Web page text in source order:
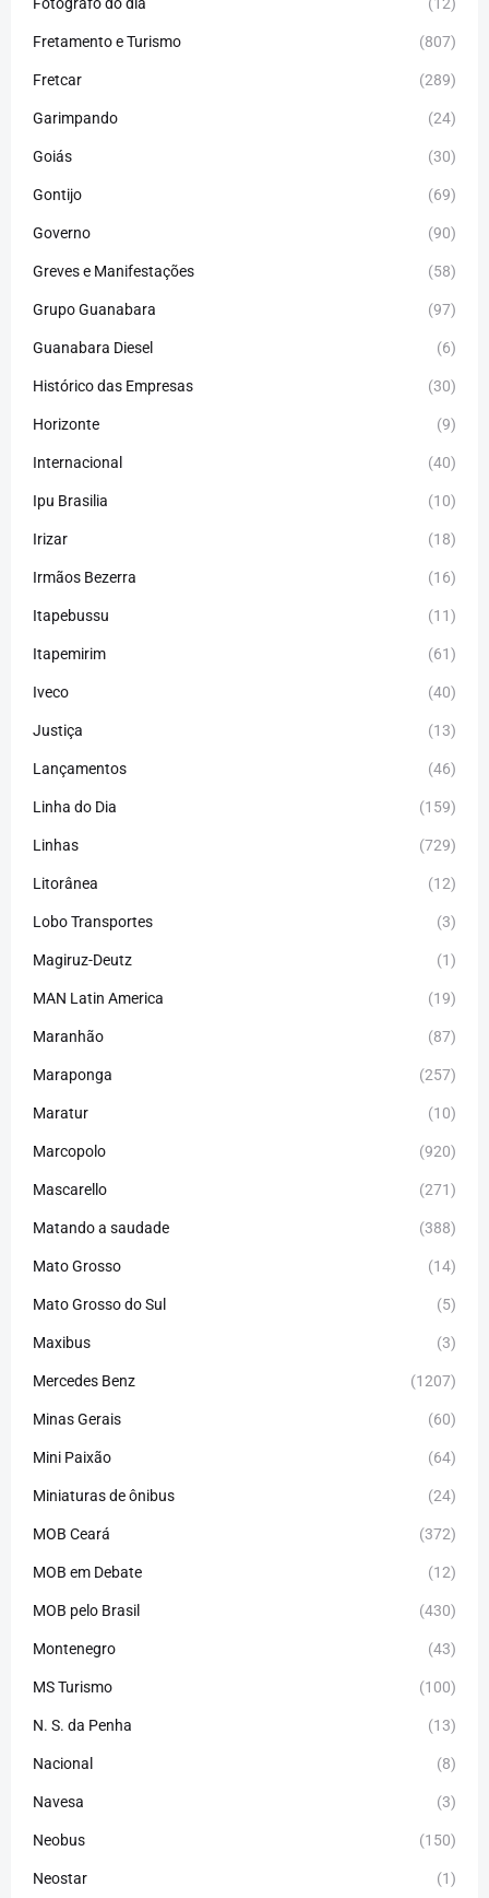
Fretamento e Turismo (807)
Fretcar (289)
Garimpando (24)
Goiás (30)
Gontijo (69)
Governo (90)
Greves e Manifestações (58)
Grupo Guanabara (97)
Guanabara Diesel (6)
Histórico das Empresas (30)
Horizonte (9)
Internacional (40)
Ipu Brasilia (10)
Irizar (18)
Irmãos Bezerra (16)
Itapebussu (11)
Itapemirim (61)
Iveco (40)
Justiça (13)
Lançamentos (46)
Linha do Dia (159)
Linhas (729)
Litorânea (12)
Lobo Transportes (3)
Magiruz-Deutz (1)
MAN Latin America (19)
Maranhão (87)
Maraponga (257)
Maratur (10)
Marcopolo (920)
Mascarello (271)
Matando a saudade (388)
Mato Grosso (14)
Mato Grosso do Sul (5)
Maxibus (3)
Mercedes Benz (1207)
Minas Gerais (60)
Mini Paixão (64)
Miniaturas de ônibus (24)
MOB Ceará (372)
MOB em Debate (12)
MOB pelo Brasil (430)
Montenegro (43)
MS Turismo (100)
N. S. da Penha (13)
Nacional (8)
Navesa (3)
Neobus (150)
Neostar (1)